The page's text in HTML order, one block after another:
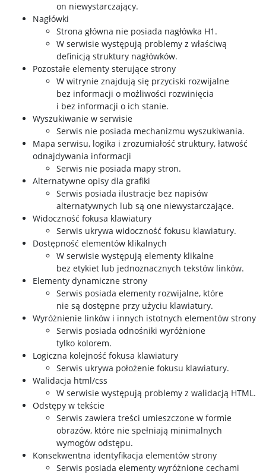
on niewystarczający.
Nagłówki
Strona główna nie posiada nagłówka H1.
W serwisie występują problemy z właściwą
definicją struktury nagłówków.
Pozostałe elementy sterujące strony
W witrynie znajdują się przyciski rozwijalne
bez informacji o możliwości rozwinięcia
i bez informacji o ich stanie.
Wyszukiwanie w serwisie
Serwis nie posiada mechanizmu wyszukiwania.
Mapa serwisu, logika i zrozumiałość struktury, łatwość
odnajdywania informacji
Serwis nie posiada mapy stron.
Alternatywne opisy dla grafiki
Serwis posiada ilustracje bez napisów
alternatywnych lub są one niewystarczające.
Widoczność fokusa klawiatury
Serwis ukrywa widoczność fokusu klawiatury.
Dostępność elementów klikalnych
W serwisie występują elementy klikalne
bez etykiet lub jednoznacznych tekstów linków.
Elementy dynamiczne strony
Serwis posiada elementy rozwijalne, które
nie są dostępne przy użyciu klawiatury.
Wyróżnienie linków i innych istotnych elementów strony
Serwis posiada odnośniki wyróżnione
tylko kolorem.
Logiczna kolejność fokusa klawiatury
Serwis ukrywa położenie fokusu klawiatury.
Walidacja html/css
W serwisie występują problemy z walidacją HTML.
Odstępy w tekście
Serwis zawiera treści umieszczone w formie
obrazów, które nie spełniają minimalnych
wymogów odstępu.
Konsekwentna identyfikacja elementów strony
Serwis posiada elementy wyróżnione cechami